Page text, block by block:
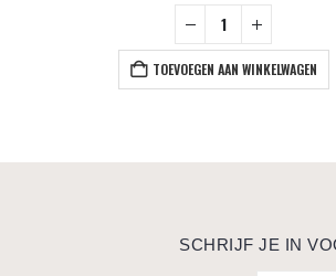
TOEVOEGEN AAN WINKELWAGEN
SCHRIJF JE IN